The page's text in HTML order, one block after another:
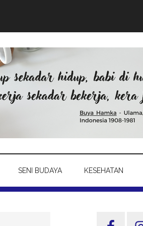
SENI BUDAYA KESEHATAN
Sidebar